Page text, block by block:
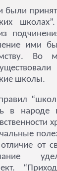
были
ими
Во
школы.
в народе
от